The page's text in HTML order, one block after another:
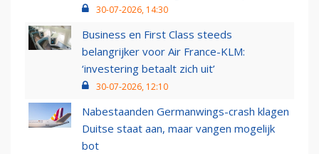
30-07-2026, 14:30
Business en First Class steeds
belangrijker voor Air France-KLM:
‘investering betaalt zich uit’
30-07-2026, 12:10
Nabestaanden Germanwings-crash klagen
Duitse staat aan, maar vangen mogelijk
bot